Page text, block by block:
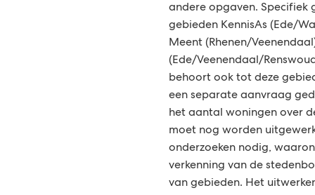
andere opgaven. Specifiek
gebieden KennisAs (Ede/
Meent (Rhenen/
(Ede/Veenendaal/
behoort ook tot deze
een separate aanvraag
het aantal woningen over
moet nog worden
onderzoeken nodig,
verkenning van de
van gebieden. Het